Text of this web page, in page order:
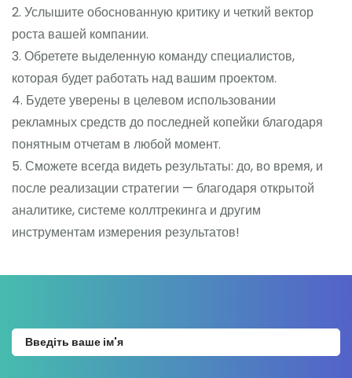
2. Услышите обоснованную критику и четкий вектор
роста вашей компании.
3. Обретете выделенную команду специалистов,
которая будет работать над вашим проектом.
4. Будете уверены в целевом использовании
рекламных средств до последней копейки благодаря
понятным отчетам в любой момент.
5. Сможете всегда видеть результаты: до, во время, и
после реализации стратегии — благодаря открытой
аналитике, системе коллтрекинга и другим
инструментам измерения результатов!